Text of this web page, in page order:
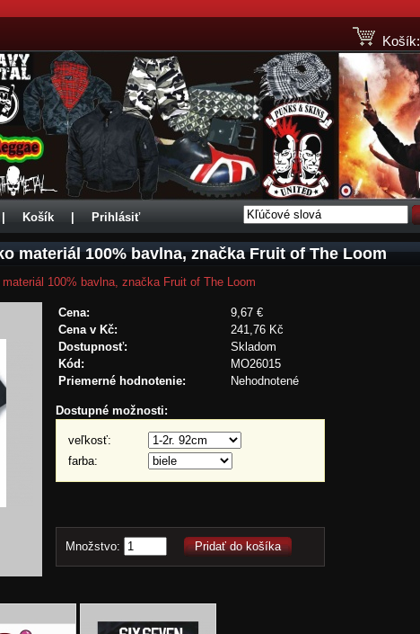
Košík:
Košík Prihlásiť
materiál 100% bavlna, značka Fruit of The Loom
100% bavlna, značka Fruit of The Loom
Cena:
9,67 €
Cena v Kč:
241,76 Kč
Dostupnosť:
Skladom
Kód:
MO26015
Priemerné hodnotenie:
Nehodnotené
Dostupné možnosti:
veľkosť:
farba:
Množstvo: Pridať do košíka